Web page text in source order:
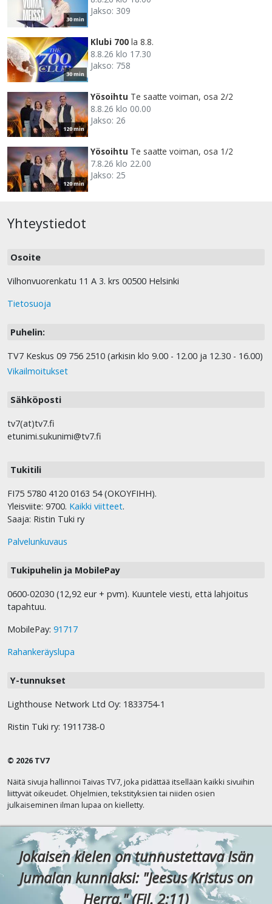
30 min
Jakso: 309
30 min
Klubi 700 la 8.8.
8.8.26 klo 17.30
Jakso: 758
120 min
Yösoihtu Te saatte voiman, osa 2/2
8.8.26 klo 00.00
Jakso: 26
120 min
Yösoihtu Te saatte voiman, osa 1/2
7.8.26 klo 22.00
Jakso: 25
Yhteystiedot
Osoite
Vilhonvuorenkatu 11 A 3. krs 00500 Helsinki
Tietosuoja
Puhelin:
TV7 Keskus 09 756 2510 (arkisin klo 9.00 - 12.00 ja 12.30 - 16.00)
Vikailmoitukset
Sähköposti
tv7(at)tv7.fi
etunimi.sukunimi@tv7.fi
Tukitili
FI75 5780 4120 0163 54 (OKOYFIHH).
Yleisviite: 9700. Kaikki viitteet.
Saaja: Ristin Tuki ry
Palvelunkuvaus
Tukipuhelin ja MobilePay
0600-02030 (12,92 eur + pvm). Kuuntele viesti, että lahjoitus
tapahtuu.
MobilePay: 91717
Rahankeräyslupa
Y-tunnukset
Lighthouse Network Ltd Oy: 1833754-1
Ristin Tuki ry: 1911738-0
© 2026 TV7
Näitä sivuja hallinnoi Taivas TV7, joka pidättää itsellään kaikki sivuihin
liittyvät oikeudet. Ohjelmien, tekstityksien tai niiden osien
julkaiseminen ilman lupaa on kielletty.
Jokaisen kielen on tunnustettava Isän
Jumalan kunniaksi: "Jeesus Kristus on
Herra." (Fil. 2:11)